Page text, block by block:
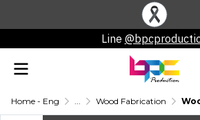
Line
Home - Eng ... Wood Fabrication